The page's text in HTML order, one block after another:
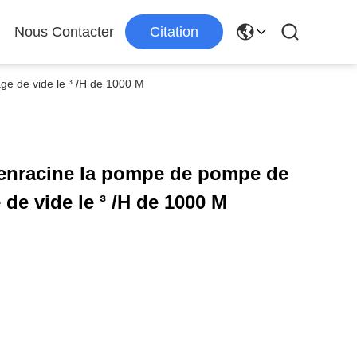
Nous Contacter Citation
de vide le ³ /H de 1000 M
la pompe de pompe de
vide le ³ /H de 1000 M